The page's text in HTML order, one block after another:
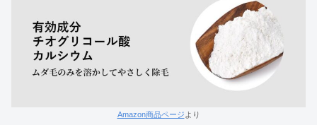
Amazon商品ページ より